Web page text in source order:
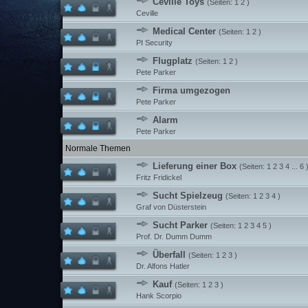
(Seiten: 1 2 )
Ceville
Medical Center (Seiten: 1 2 )
PI Security
Flugplatz (Seiten: 1 2 )
Pete Parker
Firma umgezogen
Pete Parker
Alarm
Pete Parker
Normale Themen
Lieferung einer Box (Seiten: 1 2 3 4 6 )
Fritz Fridickel
Sucht Spielzeug (Seiten: 1 2 3 4 )
Graf von Düsterstein
Sucht Parker (Seiten: 1 2 3 4 5 )
Prof. Dr. Dumm Dumm
Überfall (Seiten: 1 2 3 )
Dr. Alfons Hatler
Kauf (Seiten: 1 2 3 )
Hank Scorpio